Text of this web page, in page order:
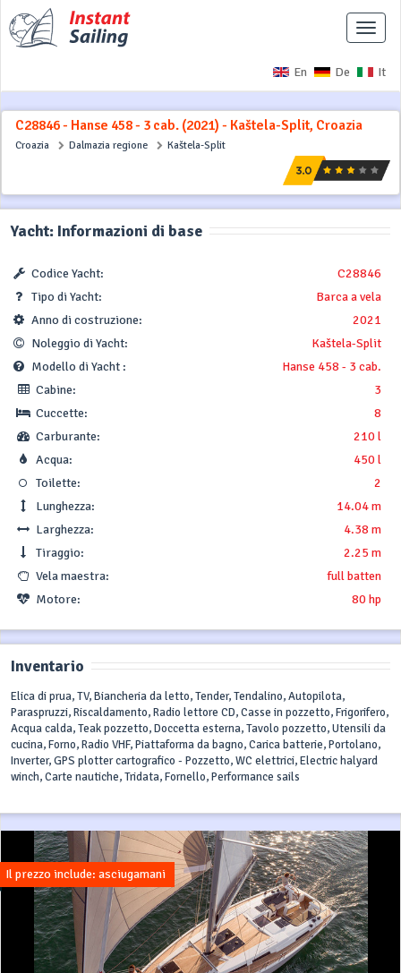
En De It
C28846 - Hanse 458 - 3 cab. (2021) - Kaštela-Split, Croazia
Croazia Dalmazia regione Kaštela-Split
Yacht: Informazioni di base
Codice Yacht:
C28846
Tipo di Yacht:
Barca a vela
Anno di costruzione:
2021
Noleggio di Yacht:
Kaštela-Split
Modello di Yacht :
Hanse 458 - 3 cab.
Cabine:
3
Cuccette:
8
Carburante:
210 l
Acqua:
450 l
Toilette:
2
Lunghezza:
14.04 m
Larghezza:
4.38 m
Tiraggio:
2.25 m
Vela maestra:
full batten
Motore:
80 hp
Inventario
Elica di prua, TV, Biancheria da letto, Tender, Tendalino, Autopilota,
Paraspruzzi, Riscaldamento, Radio lettore CD, Casse in pozzetto, Frigorifero,
Acqua calda, Teak pozzetto, Doccetta esterna, Tavolo pozzetto, Utensili da
cucina, Forno, Radio VHF, Piattaforma da bagno, Carica batterie, Portolano,
Inverter, GPS plotter cartografico - Pozzetto, WC elettrici, Electric halyard
winch, Carte nautiche, Tridata, Fornello, Performance sails
Il prezzo include: asciugamani